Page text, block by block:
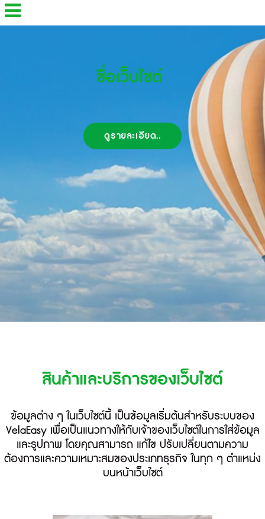
ชื่อเว็บไซต์
ดูรายละเอียด..
สินค้าและบริการของเว็บไซต์
ข้อมูลต่าง ๆ ในเว็บไซต์นี้ เป็นข้อมูลเริ่มต้นสำหรับระบบของ
VelaEasy เพื่อเป็นแนวทางให้กับเจ้าของเว็บไซต์ในการใส่ข้อมูล
และรูปภาพ โดยคุณสามารถ แก้ไข ปรับเปลี่ยนตามความ
ต้องการและความเหมาะสมของประเภทธุรกิจ ในทุก ๆ ตำแหน่ง
บนหน้าเว็บไซต์